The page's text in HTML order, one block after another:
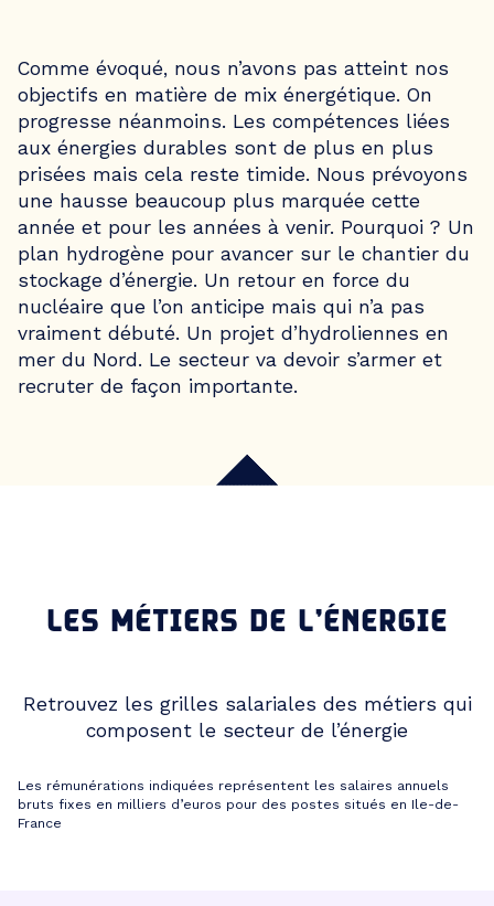
Comme évoqué, nous n’avons pas atteint nos
objectifs en matière de mix énergétique. On
progresse néanmoins. Les compétences liées
aux énergies durables sont de plus en plus
prisées mais cela reste timide. Nous prévoyons
une hausse beaucoup plus marquée cette
année et pour les années à venir. Pourquoi ? Un
plan hydrogène pour avancer sur le chantier du
stockage d’énergie. Un retour en force du
nucléaire que l’on anticipe mais qui n’a pas
vraiment débuté. Un projet d’hydroliennes en
mer du Nord. Le secteur va devoir s’armer et
recruter de façon importante.
LES MÉTIERS DE L’ÉNERGIE
Retrouvez les grilles salariales des métiers qui
composent le secteur de l’énergie
Les rémunérations indiquées représentent les salaires annuels
bruts fixes en milliers d’euros pour des postes situés en Ile-de-
France